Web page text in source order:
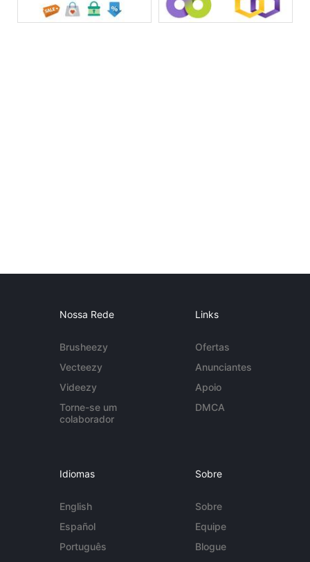
Nossa Rede
Brusheezy
Vecteezy
Videezy
Torne-se um
colaborador
Links
Ofertas
Anunciantes
Apoio
DMCA
Idiomas
English
Español
Português
Sobre
Sobre
Equipe
Blogue